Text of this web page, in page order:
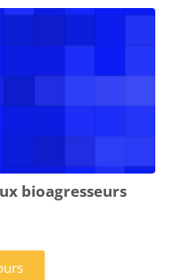
bioagresseurs